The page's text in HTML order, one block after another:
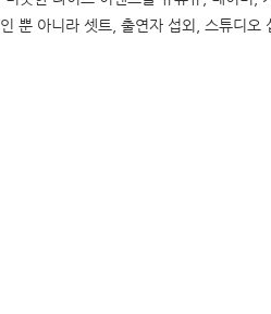
뿐 아니라 셋트, 출연자 섭외, 스튜디오